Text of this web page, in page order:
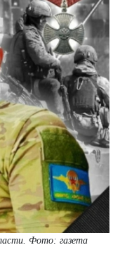
Фото: газета